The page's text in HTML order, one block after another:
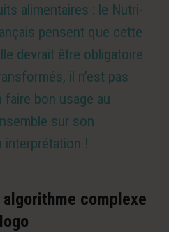
alimentaires : le Nutri-
pensent que cette
devrait être obligatoire
il n’est pas
faire bon usage au
sur son
!
complexe